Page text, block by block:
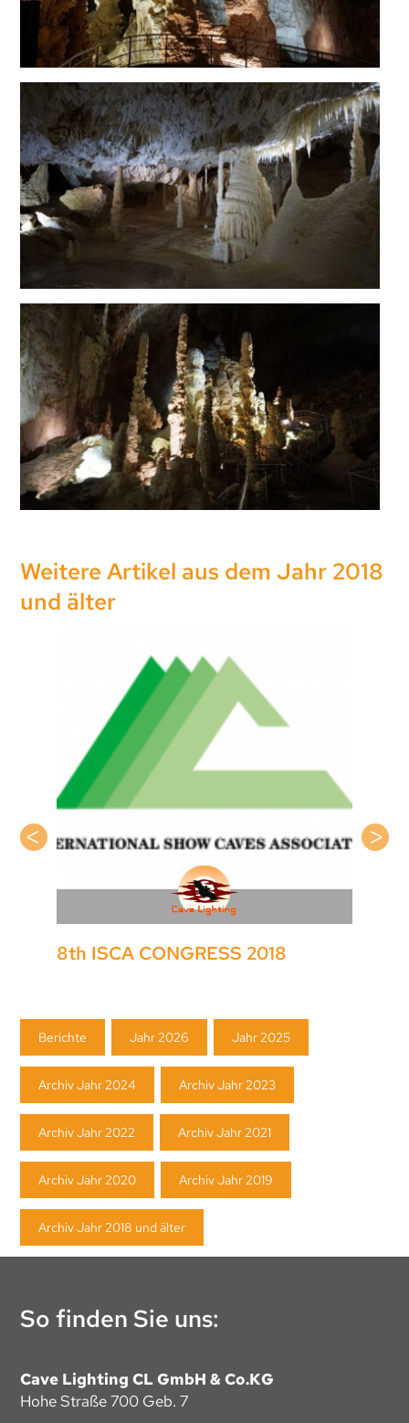
Weitere Artikel aus dem Jahr 2018
und älter
8th ISCA CONGRESS 2018
Navigation
Berichte Jahr 2026 Jahr 2025
Archiv Jahr 2024 Archiv Jahr 2023
Archiv Jahr 2022 Archiv Jahr 2021
Archiv Jahr 2020 Archiv Jahr 2019
Archiv Jahr 2018 und älter
So finden Sie uns:
Cave Lighting CL GmbH & Co.KG
Hohe Straße 700 Geb. 7